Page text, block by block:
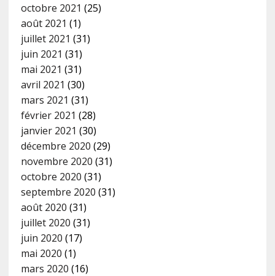
octobre 2021 (25)
août 2021 (1)
juillet 2021 (31)
juin 2021 (31)
mai 2021 (31)
avril 2021 (30)
mars 2021 (31)
février 2021 (28)
janvier 2021 (30)
décembre 2020 (29)
novembre 2020 (31)
octobre 2020 (31)
septembre 2020 (31)
août 2020 (31)
juillet 2020 (31)
juin 2020 (17)
mai 2020 (1)
mars 2020 (16)